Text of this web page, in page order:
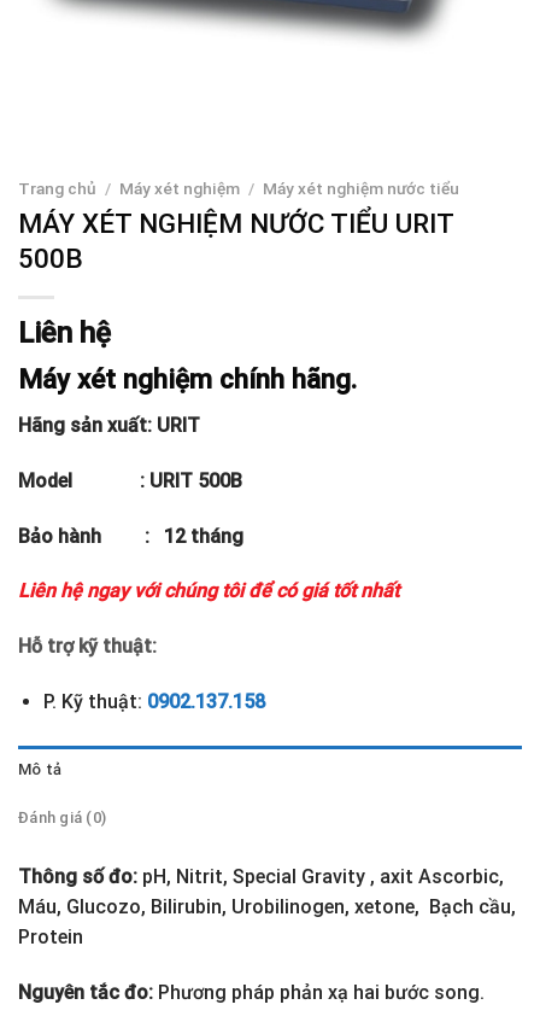
Trang chủ / Máy xét nghiệm / Máy xét nghiệm nước tiểu
MÁY XÉT NGHIỆM NƯỚC TIỂU URIT
500B
Liên hệ
Máy xét nghiệm chính hãng.
Hãng sản xuất: URIT
Model : URIT 500B
Bảo hành : 12 tháng
Liên hệ ngay với chúng tôi để có giá tốt nhất
Hỗ trợ kỹ thuật:
P. Kỹ thuật: 0902.137.158
Mô tả
Đánh giá (0)
Thông số đo: pH, Nitrit, Special Gravity , axit Ascorbic,
Máu, Glucozo, Bilirubin, Urobilinogen, xetone, Bạch cầu,
Protein
Nguyên tắc đo: Phương pháp phản xạ hai bước song.